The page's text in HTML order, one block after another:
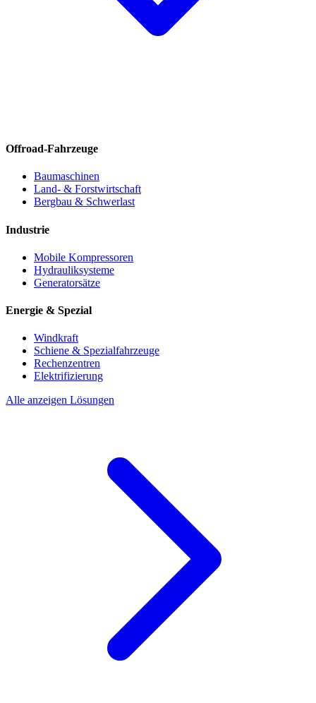
Offroad-Fahrzeuge
Baumaschinen
Land- & Forstwirtschaft
Bergbau & Schwerlast
Industrie
Mobile Kompressoren
Hydrauliksysteme
Generatorsätze
Energie & Spezial
Windkraft
Schiene & Spezialfahrzeuge
Rechenzentren
Elektrifizierung
Alle anzeigen Lösungen